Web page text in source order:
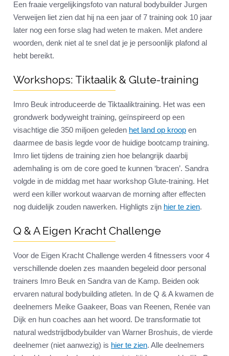
Een fraaie vergelijkingsfoto van natural bodybuilder Jurgen
Verweijen liet zien dat hij na een jaar of 7 training ook 10 jaar
later nog een forse slag had weten te maken. Met andere
woorden, denk niet al te snel dat je je persoonlijk plafond al
hebt bereikt.
Workshops: Tiktaalik & Glute-training
Imro Beuk introduceerde de Tiktaaliktraining. Het was een
grondwerk bodyweight training, geïnspireerd op een
visachtige die 350 miljoen geleden het land op kroop en
daarmee de basis legde voor de huidige bootcamp training.
Imro liet tijdens de training zien hoe belangrijk daarbij
ademhaling is om de core goed te kunnen ‘bracen’. Sandra
volgde in de middag met haar workshop Glute-training. Het
werd een killer workout waarvan de morning after effecten
nog duidelijk zouden nawerken. Highligts zijn hier te zien.
Q & A Eigen Kracht Challenge
Voor de Eigen Kracht Challenge werden 4 fitnessers voor 4
verschillende doelen zes maanden begeleid door personal
trainers Imro Beuk en Sandra van de Kamp. Beiden ook
ervaren natural bodybuilding atleten. In de Q & A kwamen de
deelnemers Meike Gaakeer, Boas van Reenen, Renée van
Dijk en hun coaches aan het woord. De transformatie tot
natural wedstrijdbodybuilder van Warner Broshuis, de vierde
deelnemer (niet aanwezig) is hier te zien. Alle deelnemers